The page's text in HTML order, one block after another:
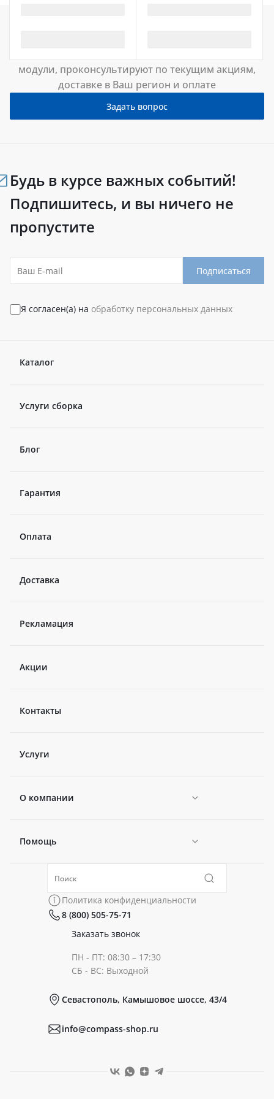
модули, проконсультируют по текущим акциям,
доставке в Ваш регион и оплате
Задать вопрос
Будь в курсе важных событий!
Подпишитесь, и вы ничего не
пропустите
Подписаться
Я согласен(а) на обработку персональных данных
Каталог
Услуги сборка
Блог
Гарантия
Оплата
Доставка
Рекламация
Акции
Контакты
Услуги
О компании
Новости
Политика конфиденциальности
Помощь
Коллекции
Политика конфиденциальности
8 (800) 505-75-71
Заказать звонок
ПН - ПТ: 08:30 – 17:30
СБ - ВС: Выходной
Севастополь, Камышовое шоссе, 43/4
info@compass-shop.ru